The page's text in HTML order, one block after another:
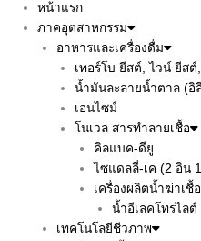
หน้าแรก
ภาคอุตสาหกรรม
อาหารและเครื่องดื่ม
เทอร์โบ ยีสต์, ไวน์ ยีสต์
น้ำมันละลายน้ำตาล (อิ
เอนไซม์
โนเวล สารทำลายเชื้อ
คิลแบค-ดียู
ไซแดลลี่-เค (2 อิน
เครื่องผลิตน้ำฆ่าเชื้
น้ำอีเลคโทรไลต์
เทคโนโลยีชีวภาพ